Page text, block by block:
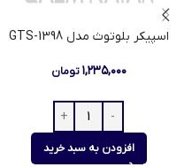
اسپیکر بلوتوث مدل GTS-1398
۱,۲۳۵,۰۰۰ تومان
افزودن به سبد خرید